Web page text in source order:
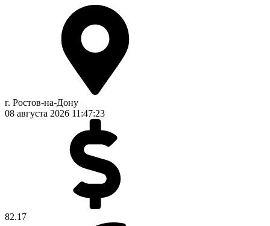
г. Ростов-на-Дону
08 августа 2026 11:47:24
82.17